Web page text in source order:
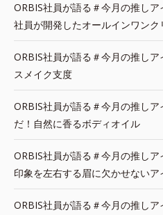
ORBIS社員が語る＃今月の推し
社員が開発したオールインワンク
ORBIS社員が語る＃今月の推し
スメイク支度
ORBIS社員が語る＃今月の推し
だ！自然に香るボディオイル
ORBIS社員が語る＃今月の推し
印象を左右する眉に欠かせないア
ORBIS社員が語る＃今月の推し